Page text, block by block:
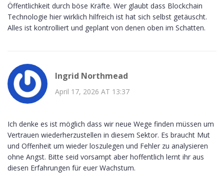
Öffentlichkeit durch böse Kräfte. Wer glaubt dass Blockchain
Technologie hier wirklich hilfreich ist hat sich selbst getäuscht.
Alles ist kontrolliert und geplant von denen oben im Schatten.
Ingrid Northmead
April 17, 2026 AT 13:37
Ich denke es ist möglich dass wir neue Wege finden müssen um
Vertrauen wiederherzustellen in diesem Sektor. Es braucht Mut
und Offenheit um wieder loszulegen und Fehler zu analysieren
ohne Angst. Bitte seid vorsampt aber hoffentlich lernt ihr aus
diesen Erfahrungen für euer Wachstum.